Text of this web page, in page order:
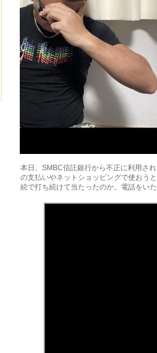
本日、SMBC信託銀行から不正に利用さ
の支払いやネットショッピングで使おう
続で打ち続けて当たったのか。電話をい